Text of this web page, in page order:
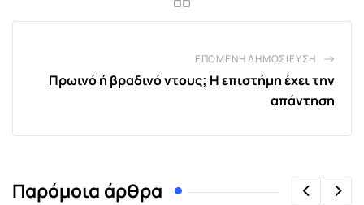
ΕΠΌΜΕΝΗ ΔΗΜΟΣΊΕΥΣΗ
Πρωινό ή βραδινό ντους; Η επιστήμη έχει την
απάντηση
Παρόμοια άρθρα